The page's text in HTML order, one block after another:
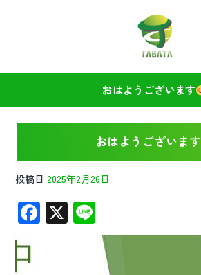
おはようございます
おはようございます
投稿日 2025年2月26日
F X
n
e